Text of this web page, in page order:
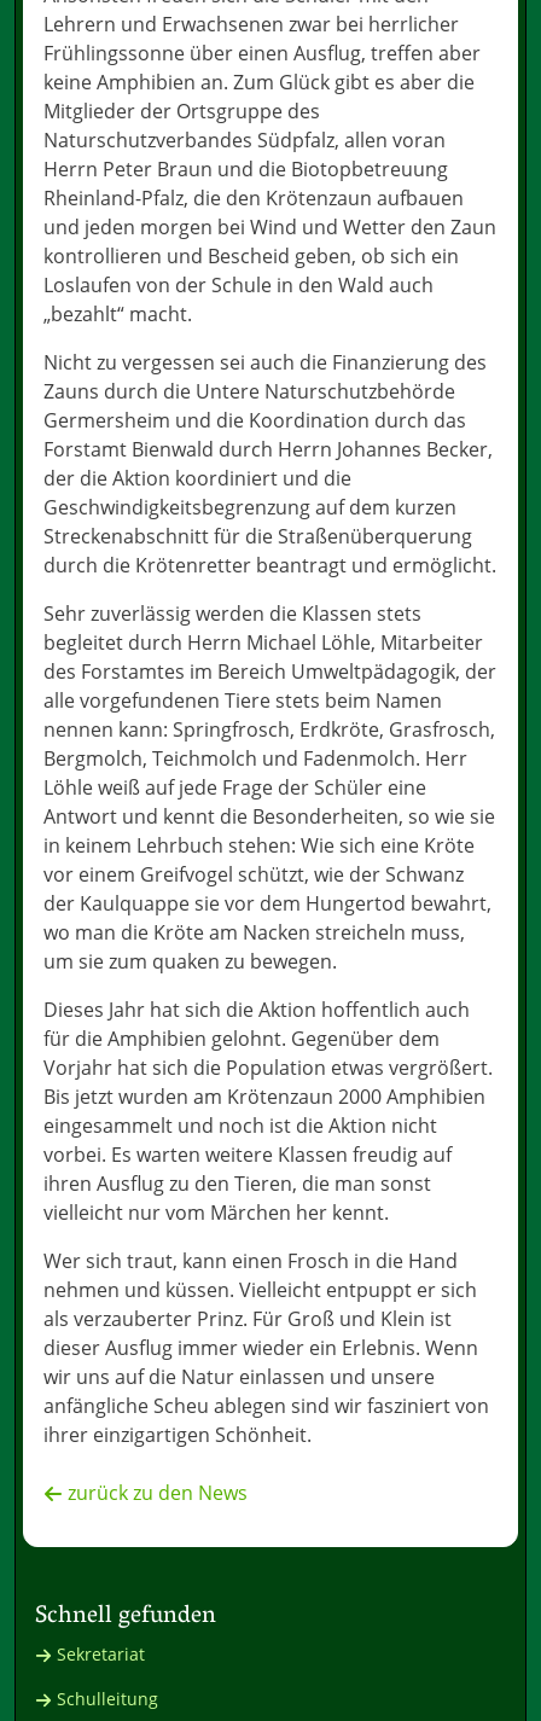
Lehrern und Erwachsenen zwar bei herrlicher
Frühlingssonne über einen Ausflug, treffen aber
keine Amphibien an. Zum Glück gibt es aber die
Mitglieder der Ortsgruppe des
Naturschutzverbandes Südpfalz, allen voran
Herrn Peter Braun und die Biotopbetreuung
Rheinland-Pfalz, die den Krötenzaun aufbauen
und jeden morgen bei Wind und Wetter den Zaun
kontrollieren und Bescheid geben, ob sich ein
Loslaufen von der Schule in den Wald auch
„bezahlt“ macht.
Nicht zu vergessen sei auch die Finanzierung des
Zauns durch die Untere Naturschutzbehörde
Germersheim und die Koordination durch das
Forstamt Bienwald durch Herrn Johannes Becker,
der die Aktion koordiniert und die
Geschwindigkeitsbegrenzung auf dem kurzen
Streckenabschnitt für die Straßenüberquerung
durch die Krötenretter beantragt und ermöglicht.
Sehr zuverlässig werden die Klassen stets
begleitet durch Herrn Michael Löhle, Mitarbeiter
des Forstamtes im Bereich Umweltpädagogik, der
alle vorgefundenen Tiere stets beim Namen
nennen kann: Springfrosch, Erdkröte, Grasfrosch,
Bergmolch, Teichmolch und Fadenmolch. Herr
Löhle weiß auf jede Frage der Schüler eine
Antwort und kennt die Besonderheiten, so wie sie
in keinem Lehrbuch stehen: Wie sich eine Kröte
vor einem Greifvogel schützt, wie der Schwanz
der Kaulquappe sie vor dem Hungertod bewahrt,
wo man die Kröte am Nacken streicheln muss,
um sie zum quaken zu bewegen.
Dieses Jahr hat sich die Aktion hoffentlich auch
für die Amphibien gelohnt. Gegenüber dem
Vorjahr hat sich die Population etwas vergrößert.
Bis jetzt wurden am Krötenzaun 2000 Amphibien
eingesammelt und noch ist die Aktion nicht
vorbei. Es warten weitere Klassen freudig auf
ihren Ausflug zu den Tieren, die man sonst
vielleicht nur vom Märchen her kennt.
Wer sich traut, kann einen Frosch in die Hand
nehmen und küssen. Vielleicht entpuppt er sich
als verzauberter Prinz. Für Groß und Klein ist
dieser Ausflug immer wieder ein Erlebnis. Wenn
wir uns auf die Natur einlassen und unsere
anfängliche Scheu ablegen sind wir fasziniert von
ihrer einzigartigen Schönheit.
zurück zu den News
Schnell gefunden
Sekretariat
Schulleitung